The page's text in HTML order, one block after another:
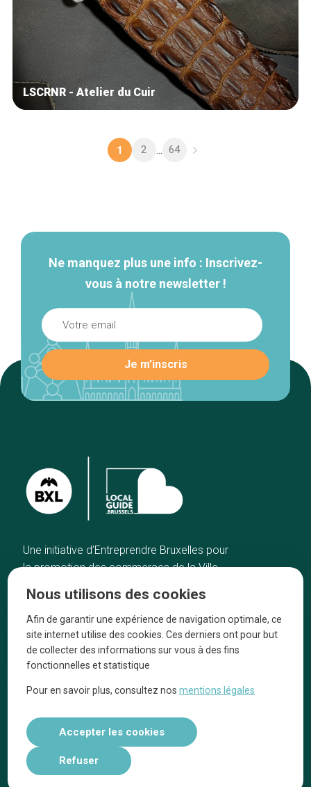
LSCRNR - Atelier du Cuir
1 2 ... 64
Ne manquez plus une info : Inscrivez-
vous à notre newsletter !
Une initiative d’Entreprendre Bruxelles pour
la promotion des commerces de la Ville
Accueil
Bonnes adresses
Quartiers
Blog
Tops 10
Artisans
A propos
On parle de nous
Nous utilisons des cookies
Afin de garantir une expérience de navigation optimale, ce
site internet utilise des cookies. Ces derniers ont pour but
de collecter des informations sur vous à des fins
fonctionnelles et statistique
Pour en savoir plus, consultez nosmentions légales
Accepter les cookies
Refuser